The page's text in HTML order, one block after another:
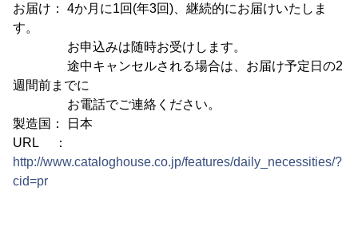
お届け： 4か月に1回(年3回)、継続的にお届けいたしま
す。
お申込みは随時お受けします。
途中キャンセルされる場合は、お届け予定日の2
週間前までに
お電話でご連絡ください。
製造国： 日本
URL ：
http://www.cataloghouse.co.jp/features/daily_necessities/?
cid=pr